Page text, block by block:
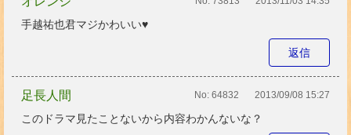
手越祐也君マジかわいい♥
返信
足長人間 No: 64832 2013/09/08 15:27
このドラマ見たことないから内容わかんないな？